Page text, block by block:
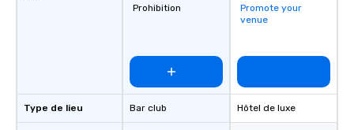
Type de lieu
Prohibition
Bar club
Promote your
venue
Hôtel de luxe